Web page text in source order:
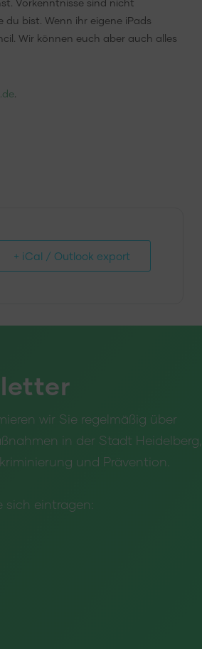
bist. Wenn ihr eigene iPads
Wir können euch aber auch alles
+ iCal / Outlook export
wir Sie regelmäßig über
in der Stadt Heidelberg,
und Prävention.
sich eintragen: